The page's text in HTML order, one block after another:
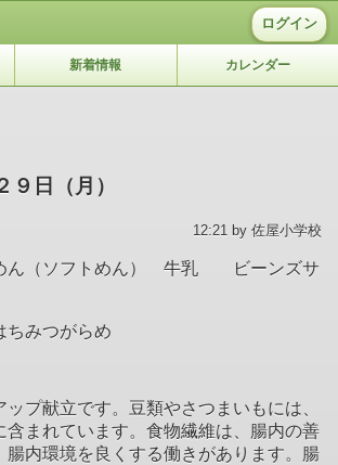
ログイン
新着情報 カレンダー
９日（月）
12:21 by 佐屋小学校
ん（ソフトめん） 牛乳 ビーンズサ
みつがらめ
プ献立です。豆類やさつまいもには、
含まれています。食物繊維は、腸内の善
腸内環境を良くする働きがあります。腸